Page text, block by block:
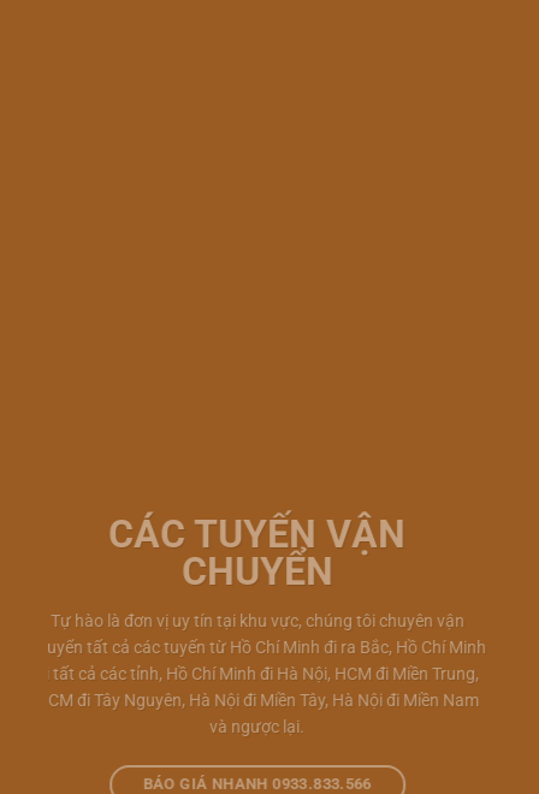
CÁC TUYẾN VẬN
CHUYỂN
Tự hào là đơn vị uy tín tại khu vực, chúng tôi chuyên vận
chuyển tất cả các tuyến từ Hồ Chí Minh đi ra Bắc, Hồ Chí Minh
đi tất cả các tỉnh, Hồ Chí Minh đi Hà Nội, HCM đi Miền Trung,
HCM đi Tây Nguyên, Hà Nội đi Miền Tây, Hà Nội đi Miền Nam
và ngược lại.
BÁO GIÁ NHANH 0933.833.566